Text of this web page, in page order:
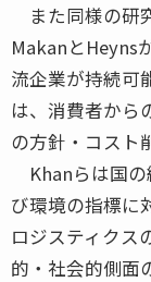
また同様の研
MakanとHeyns
流企業が持続可
は、消費者から
の方針・コスト
Khanらは国の
び環境の指標に
ロジスティクス
的・社会的側面